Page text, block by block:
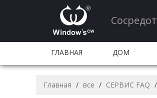
ГЛАВНАЯ ДОМ
Главная / все / СЕРВИС FAQ /